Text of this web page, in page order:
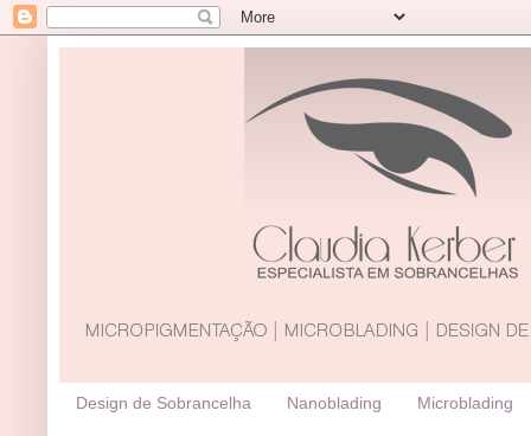
Design de Sobrancelha Nanoblading Microblading